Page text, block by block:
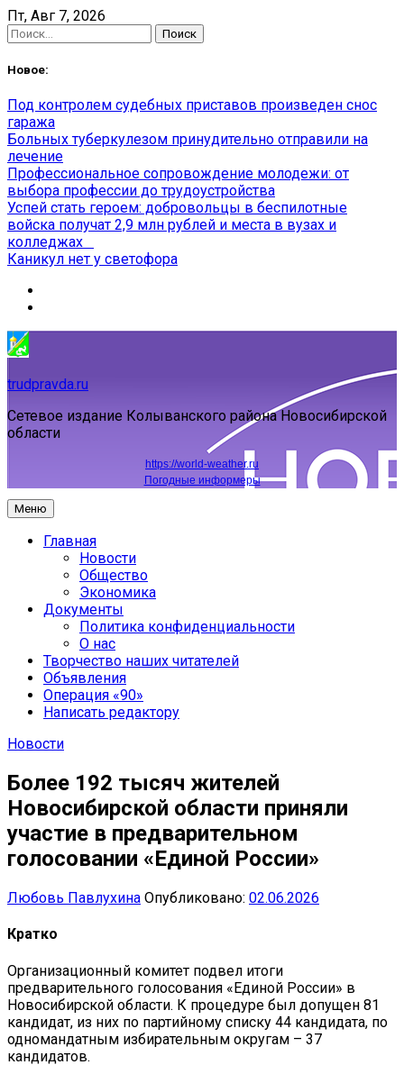
Skip
to
content
Пт, Авг 7, 2026
Найти:
Новое:
Под контролем судебных приставов произведен снос
гаража
Больных туберкулезом принудительно отправили на
лечение
Профессиональное сопровождение молодежи: от
выбора профессии до трудоустройства
Успей стать героем: добровольцы в беспилотные
войска получат 2,9 млн рублей и места в вузах и
колледжах
Каникул нет у светофора
trudpravda.ru
Сетевое издание Колыванского района Новосибирской
области
https://world-weather.ru
Погодные информеры
Меню
Главная
Новости
Общество
Экономика
Документы
Политика конфиденциальности
О нас
Творчество наших читателей
Объявления
Операция «90»
Написать редактору
Новости
Более 192 тысяч жителей
Новосибирской области приняли
участие в предварительном
голосовании «Единой России»
Любовь Павлухина Опубликовано: 02.06.2026
Кратко
Организационный комитет подвел итоги
предварительного голосования «Единой России» в
Новосибирской области. К процедуре был допущен 81
кандидат, из них по партийному списку 44 кандидата, по
одномандатным избирательным округам – 37
кандидатов.